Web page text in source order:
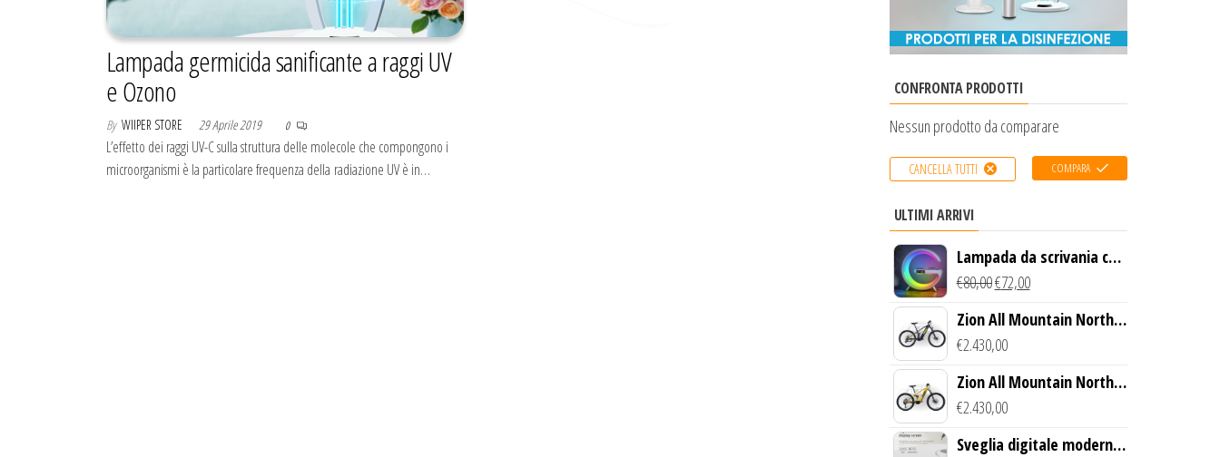
Lampada germicida sanificante a raggi UV
e Ozono
By WIIPER STORE 29 Aprile 2019 0
L’effetto dei raggi UV-C sulla struttura delle molecole che compongono i
microorganismi è la particolare frequenza della radiazione UV è in…
CONFRONTA PRODOTTI
Nessun prodotto da comparare
CANCELLA TUTTI COMPARA
ULTIMI ARRIVI
Lampada da scrivania con
luce LED e ricarica
wireless
€80,00€72,00
Zion All Mountain North
Creek Bike (Nero)
€2.430,00
Zion All Mountain North
Creek Bike (Giallo)
€2.430,00
Sveglia digitale moderna